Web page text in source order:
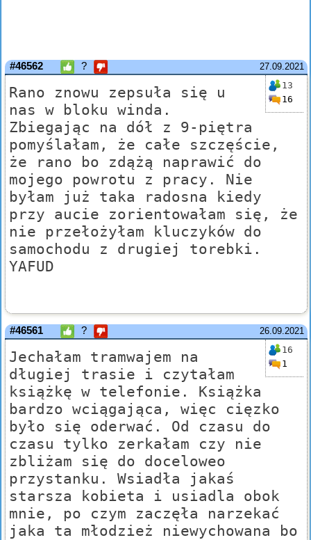
27.09.2021
#46562 ?
13
16
Rano znowu zepsuła się u
nas w bloku winda.
Zbiegając na dół z 9-piętra
pomyślałam, że całe szczęście,
że rano bo zdążą naprawić do
mojego powrotu z pracy. Nie
byłam już taka radosna kiedy
przy aucie zorientowałam się, że
nie przełożyłam kluczyków do
samochodu z drugiej torebki.
YAFUD
26.09.2021
#46561 ?
16
1
Jechałam tramwajem na
długiej trasie i czytałam
książkę w telefonie. Książka
bardzo wciągająca, więc cięzko
było się oderwać. Od czasu do
czasu tylko zerkałam czy nie
zbliżam się do doceloweo
przystanku. Wsiadła jakaś
starsza kobieta i usiadla obok
mnie, po czym zaczęła narzekać
jaka ta młodzież niewychowana bo